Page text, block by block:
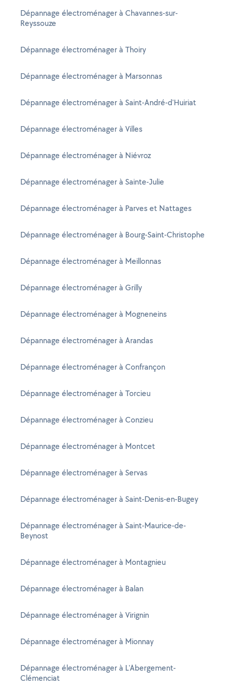
Dépannage électroménager à Chavannes-sur-
Reyssouze
Dépannage électroménager à Thoiry
Dépannage électroménager à Marsonnas
Dépannage électroménager à Saint-André-d'Huiriat
Dépannage électroménager à Villes
Dépannage électroménager à Niévroz
Dépannage électroménager à Sainte-Julie
Dépannage électroménager à Parves et Nattages
Dépannage électroménager à Bourg-Saint-Christophe
Dépannage électroménager à Meillonnas
Dépannage électroménager à Grilly
Dépannage électroménager à Mogneneins
Dépannage électroménager à Arandas
Dépannage électroménager à Confrançon
Dépannage électroménager à Torcieu
Dépannage électroménager à Conzieu
Dépannage électroménager à Montcet
Dépannage électroménager à Servas
Dépannage électroménager à Saint-Denis-en-Bugey
Dépannage électroménager à Saint-Maurice-de-
Beynost
Dépannage électroménager à Montagnieu
Dépannage électroménager à Balan
Dépannage électroménager à Virignin
Dépannage électroménager à Mionnay
Dépannage électroménager à L'Abergement-
Clémenciat